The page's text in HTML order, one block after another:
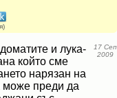
и лука-
който сме
нарязан на
може преди да
17 Сеп
2009